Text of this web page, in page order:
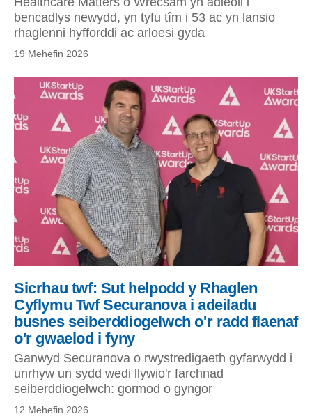
19 Mehefin 2026
bencadlys newydd, yn tyfu tîm i 53 ac yn lansio
rhaglenni hyfforddi ac arloesi gyda
Sicrhau twf: Sut helpodd y Rhaglen
Cyflymu Twf Securanova i adeiladu
busnes seiberddiogelwch o'r radd flaenaf
o'r gwaelod i fyny
12 Mehefin 2026
Ganwyd Securanova o rwystredigaeth gyfarwydd i
unrhyw un sydd wedi llywio'r farchnad
seiberddiogelwch: gormod o gyngor